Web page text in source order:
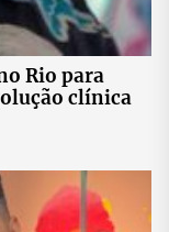
Rio para
clínica